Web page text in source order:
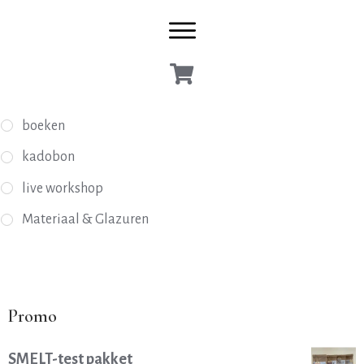
Promo
SMELT-test pakket
boeken
kadobon
live workshop
Materiaal & Glazuren